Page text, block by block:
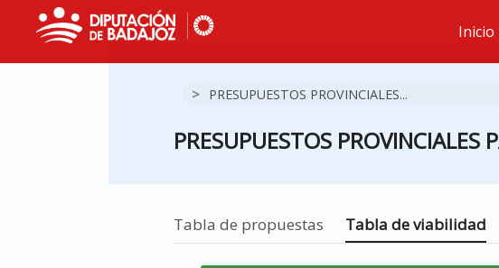
Inicio
> PRESUPUESTOS PROVINCIALES...
PRESUPUESTOS PROVINCIALES
Tabla de propuestas Estás en
Tabla de viabilidad